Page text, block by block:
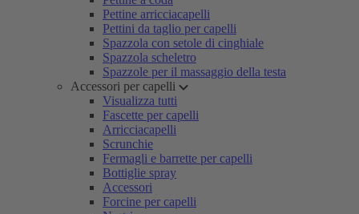
Pettine arricciacapelli
Pettini da taglio per capelli
Spazzola con setole di cinghiale
Spazzola scheletro
Spazzole per il massaggio della testa
Accessori per capelli
Visualizza tutti
Fascette per capelli
Arricciacapelli
Scrunchie
Fermagli e barrette per capelli
Bottiglie spray
Accessori
Forcine per capelli